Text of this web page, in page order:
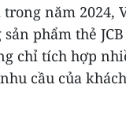
năm 2024,
sản phẩm thẻ
chỉ tích hợp
cầu của